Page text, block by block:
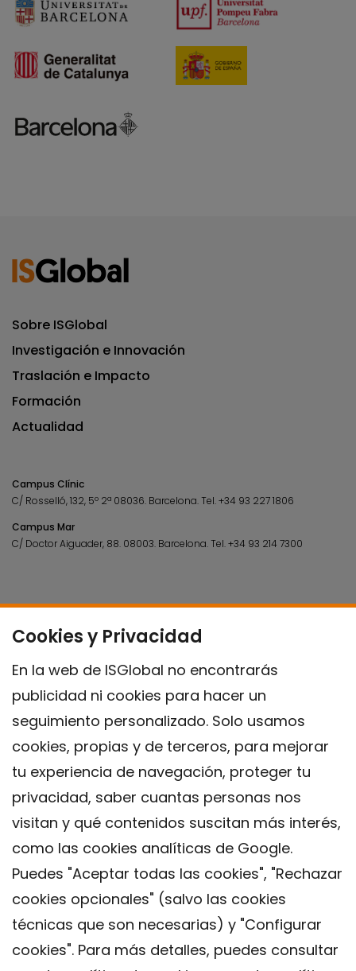
Cookies y Privacidad
En la web de ISGlobal no encontrarás
publicidad ni cookies para hacer un
seguimiento personalizado. Solo usamos
cookies, propias y de terceros, para mejorar
tu experiencia de navegación, proteger tu
privacidad, saber cuantas personas nos
visitan y qué contenidos suscitan más interés,
como las cookies analíticas de Google.
Puedes "Aceptar todas las cookies", "Rechazar
cookies opcionales" (salvo las cookies
técnicas que son necesarias) y "Configurar
cookies". Para más detalles, puedes consultar
Sobre ISGlobal
Investigación e Innovación
Traslación e Impacto
Formación
Actualidad
Campus Clínic
C/ Rosselló, 132, 5º 2ª 08036. Barcelona.Tel.+34 93 227 1806
Campus Mar
C/ Doctor Aiguader, 88. 08003. Barcelona.Tel.+34 93 214 7300
Contacto